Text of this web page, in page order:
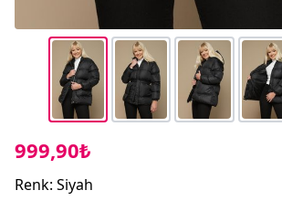
999,90₺
Renk: Siyah